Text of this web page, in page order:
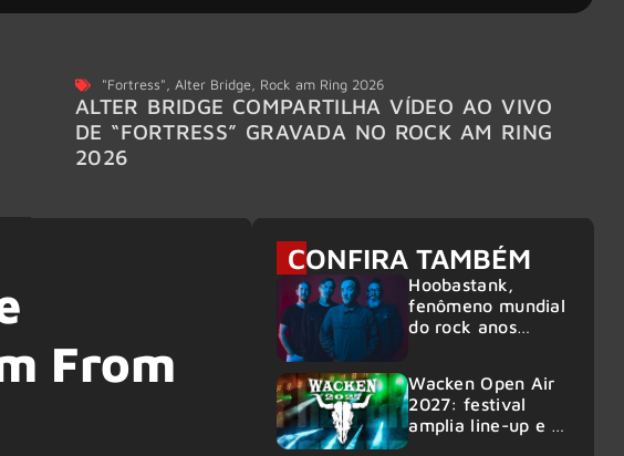
"Fortress",Alter Bridge, Rock am Ring 2026
ALTER BRIDGE COMPARTILHA VÍDEO AO VIVO
DE “FORTRESS” GRAVADA NO ROCK AM RING
2026
From
CONFIRA TAMBÉM
Hoobastank,
fenômeno mundial
do rock anos
shows
Wacken Open Air
2027: festival
amplia line-up e já